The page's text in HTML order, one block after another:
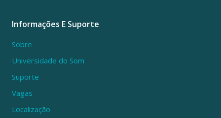
Informações E Suporte
Sobre
Universidade do Som
Suporte
Vagas
Localização